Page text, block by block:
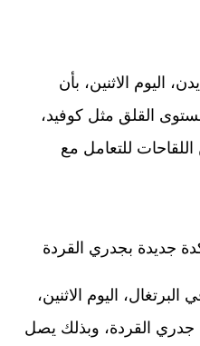
اليوم الاثنين، بأن
القلق مثل كوفيد،
للتعامل مع
اليوم الاثنين،
جدري القردة، وبذلك يصل